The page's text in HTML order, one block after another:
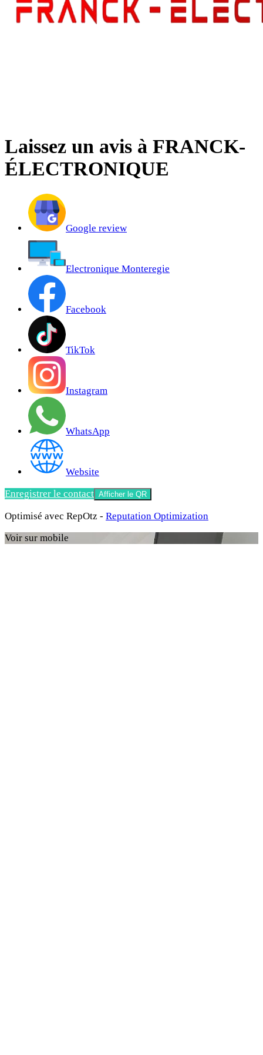
Laissez un avis à FRANCK-
ÉLECTRONIQUE
Google review
Electronique Monteregie
Facebook
TikTok
Instagram
WhatsApp
Website
Enregistrer le contact Afficher le QR
Optimisé avec RepOtz - Reputation Optimization
Voir sur mobile